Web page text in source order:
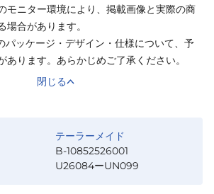
モニター環境により、掲載画像と実際の商
合があります。
ッケージ・デザイン・仕様について、予
あります。あらかじめご了承ください。
閉じる
テーラーメイド
B-10852526001
U26084ーUN099